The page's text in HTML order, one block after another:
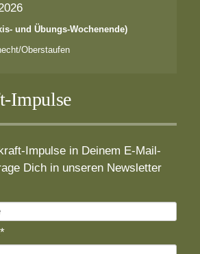
und Übungs-Wochenende)
Oberstaufen
Impulse
Impulse in Deinem E-Mail-
Dich in unseren Newsletter
*